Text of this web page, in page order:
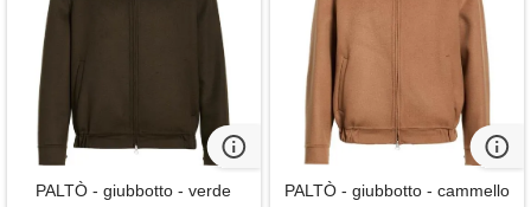
PALTÒ - giubbotto - verde
PALTÒ - giubbotto - cammello